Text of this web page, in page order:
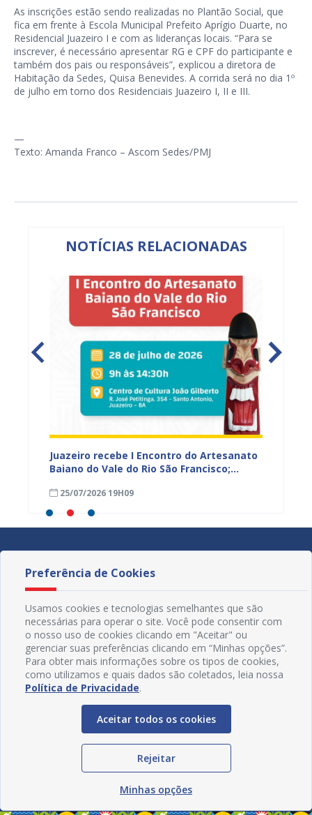
As inscrições estão sendo realizadas no Plantão Social, que
fica em frente à Escola Municipal Prefeito Aprígio Duarte, no
Residencial Juazeiro I e com as lideranças locais. “Para se
inscrever, é necessário apresentar RG e CPF do participante e
também dos pais ou responsáveis”, explicou a diretora de
Habitação da Sedes, Quisa Benevides. A corrida será no dia 1º
de julho em torno dos Residenciais Juazeiro I, II e III.
—
Texto: Amanda Franco – Ascom Sedes/PMJ
NOTÍCIAS RELACIONADAS
Juazeiro recebe I Encontro do Artesanato
Baiano do Vale do Rio São Francisco;
25/07/2026 19H09
Redes Sociais
Preferência de Cookies
Usamos cookies e tecnologias semelhantes que são
necessárias para operar o site. Você pode consentir com
o nosso uso de cookies clicando em "Aceitar" ou
gerenciar suas preferências clicando em “Minhas opções”.
Para obter mais informações sobre os tipos de cookies,
como utilizamos e quais dados são coletados, leia nossa
Política de Privacidade.
Aceitar todos os cookies
Rejeitar
Minhas opções